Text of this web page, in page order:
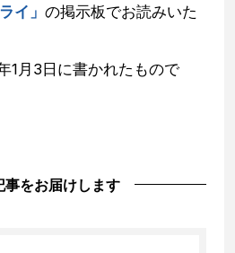
イ」 の掲示板でお読みいた
1月3日に書かれたもので
事をお届けします